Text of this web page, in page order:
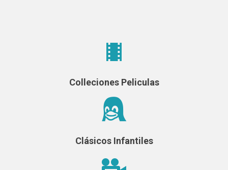
Colleciones Peliculas
Clásicos Infantiles